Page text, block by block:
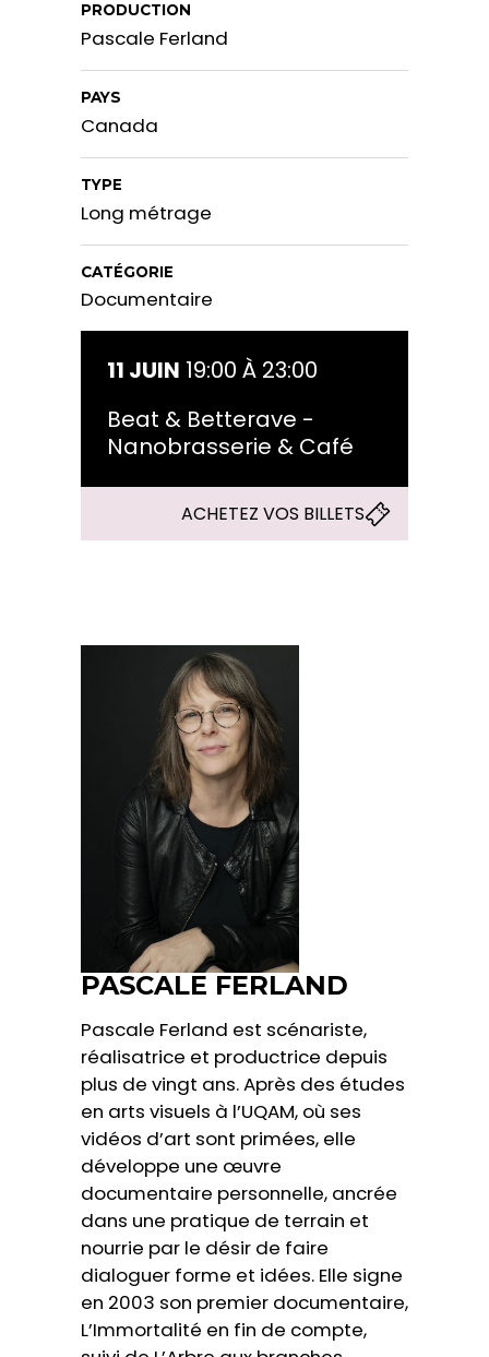
PRODUCTION
Pascale Ferland
PAYS
Canada
TYPE
Long métrage
CATÉGORIE
Documentaire
11 JUIN 19:00 À 23:00
Beat & Betterave -
Nanobrasserie & Café
ACHETEZ VOS BILLETS
PASCALE FERLAND
Pascale Ferland est scénariste,
réalisatrice et productrice depuis
plus de vingt ans. Après des études
en arts visuels à l’UQAM, où ses
vidéos d’art sont primées, elle
développe une œuvre
documentaire personnelle, ancrée
dans une pratique de terrain et
nourrie par le désir de faire
dialoguer forme et idées. Elle signe
en 2003 son premier documentaire,
L’Immortalité en fin de compte,